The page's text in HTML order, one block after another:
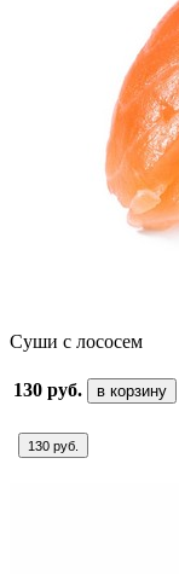
Суши с лососем
130 руб. в корзину
130 руб.